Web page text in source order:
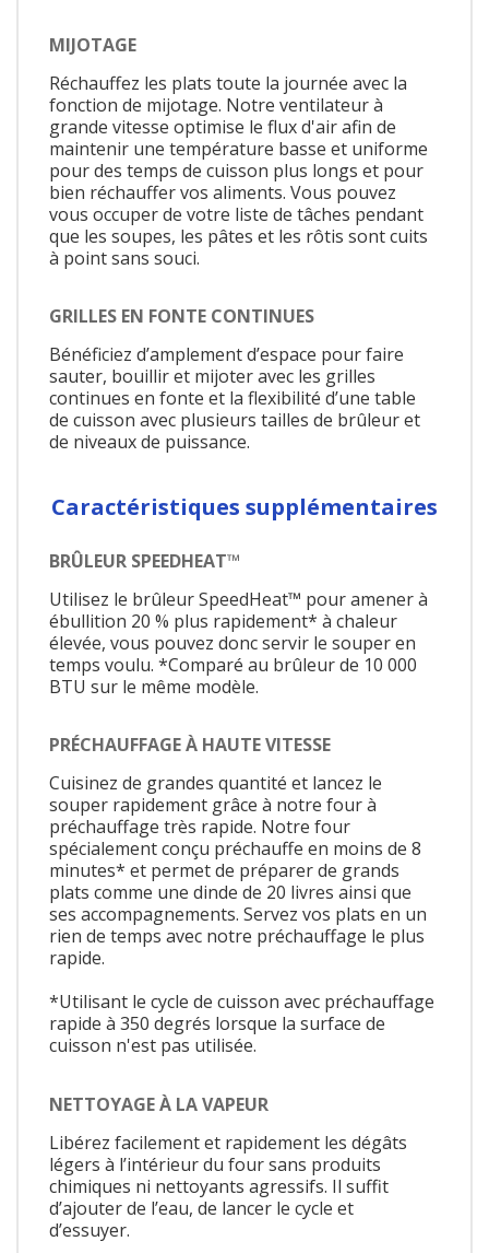
MIJOTAGE
Réchauffez les plats toute la journée avec la
fonction de mijotage. Notre ventilateur à
grande vitesse optimise le flux d'air afin de
maintenir une température basse et uniforme
pour des temps de cuisson plus longs et pour
bien réchauffer vos aliments. Vous pouvez
vous occuper de votre liste de tâches pendant
que les soupes, les pâtes et les rôtis sont cuits
à point sans souci.
GRILLES EN FONTE CONTINUES
Bénéficiez d’amplement d’espace pour faire
sauter, bouillir et mijoter avec les grilles
continues en fonte et la flexibilité d’une table
de cuisson avec plusieurs tailles de brûleur et
de niveaux de puissance.
Caractéristiques supplémentaires
BRÛLEUR SPEEDHEAT™
Utilisez le brûleur SpeedHeat™ pour amener à
ébullition 20 % plus rapidement* à chaleur
élevée, vous pouvez donc servir le souper en
temps voulu. *Comparé au brûleur de 10 000
BTU sur le même modèle.
PRÉCHAUFFAGE À HAUTE VITESSE
Cuisinez de grandes quantité et lancez le
souper rapidement grâce à notre four à
préchauffage très rapide. Notre four
spécialement conçu préchauffe en moins de 8
minutes* et permet de préparer de grands
plats comme une dinde de 20 livres ainsi que
ses accompagnements. Servez vos plats en un
rien de temps avec notre préchauffage le plus
rapide.
*Utilisant le cycle de cuisson avec préchauffage
rapide à 350 degrés lorsque la surface de
cuisson n'est pas utilisée.
NETTOYAGE À LA VAPEUR
Libérez facilement et rapidement les dégâts
légers à l’intérieur du four sans produits
chimiques ni nettoyants agressifs. Il suffit
d’ajouter de l’eau, de lancer le cycle et
d’essuyer.